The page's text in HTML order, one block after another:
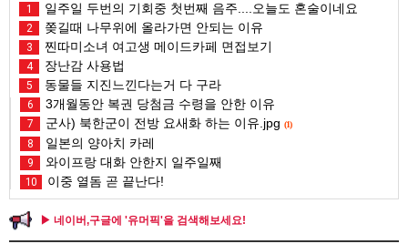
1 일주일 두번의 기회중 첫번째 음주....오늘도 혼술이네요
2 쫒길때 나무위에 올라가면 안되는 이유
3 찐따미소녀 여고생 메이드카페 면접보기
4 장난감 사용법
5 동물들 지진느낀다는거 다 구라
6 3개월동안 복권 당첨금 수령을 안한 이유
7 군사) 북한군이 전방 요새화 하는 이유.jpg (1)
8 일본의 양아치 카레
9 와이프랑 대화 안한지 일주일째
10 이중 열돔 곧 끝난다!
▶ 네이버,구글에 '유머픽'을 검색해보세요!